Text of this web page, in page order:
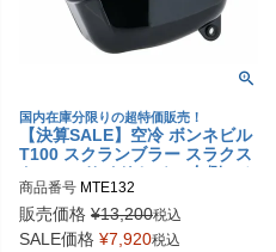
国内在庫分限りの超特価販売！
【決算SALE】空冷 ボンネビル
T100 スクランブラー スラクス
トン SE サイドカバー 左側のみ
グロスブラック Motone(モー
トーン)
商品番号 MTE132
販売価格 ¥13,200税込
SALE価格 ¥7,920税込